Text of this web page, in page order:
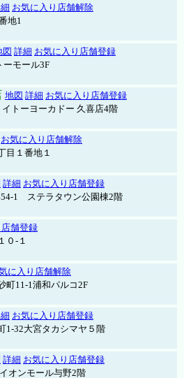
お気に入り店舗解除
地1
図 詳細 お気に入り店舗登録
ーモール3F
地図 詳細 お気に入り店舗登録
トーヨーカドー 久喜店4階
お気に入り店舗解除
目１番地１
詳細 お気に入り店舗登録
1 ステラタウン公園棟2階
舗登録
０-１
に入り店舗解除
町11-1浦和パルコ2F
お気に入り店舗登録
1-32大宮タカシマヤ５階
詳細 お気に入り店舗登録
オンモール与野2階